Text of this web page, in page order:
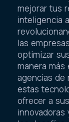
mejorar tus
inteligencia
las
optimizar
manera
agencias de
estas
ofrecer a